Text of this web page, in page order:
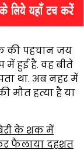
की पहचान जय
में हुई है. वह बीते
था. अब नहर में
मौत हत्या है या
के शक में
फैलाया दहशत